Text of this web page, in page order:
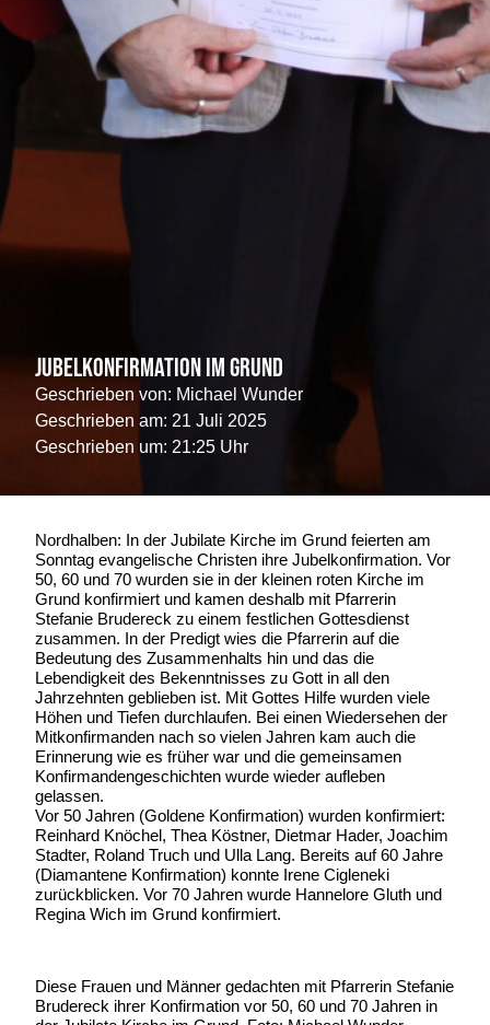
Jubelkonfirmation im Grund
Geschrieben von: Michael Wunder
Geschrieben am: 21 Juli 2025
Geschrieben um: 21:25 Uhr
Nordhalben: In der Jubilate Kirche im Grund feierten am
Sonntag evangelische Christen ihre Jubelkonfirmation. Vor
50, 60 und 70 wurden sie in der kleinen roten Kirche im
Grund konfirmiert und kamen deshalb mit Pfarrerin
Stefanie Brudereck zu einem festlichen Gottesdienst
zusammen. In der Predigt wies die Pfarrerin auf die
Bedeutung des Zusammenhalts hin und das die
Lebendigkeit des Bekenntnisses zu Gott in all den
Jahrzehnten geblieben ist. Mit Gottes Hilfe wurden viele
Höhen und Tiefen durchlaufen. Bei einen Wiedersehen der
Mitkonfirmanden nach so vielen Jahren kam auch die
Erinnerung wie es früher war und die gemeinsamen
Konfirmandengeschichten wurde wieder aufleben
gelassen.
Vor 50 Jahren (Goldene Konfirmation) wurden konfirmiert:
Reinhard Knöchel, Thea Köstner, Dietmar Hader, Joachim
Stadter, Roland Truch und Ulla Lang. Bereits auf 60 Jahre
(Diamantene Konfirmation) konnte Irene Cigleneki
zurückblicken. Vor 70 Jahren wurde Hannelore Gluth und
Regina Wich im Grund konfirmiert.
Diese Frauen und Männer gedachten mit Pfarrerin Stefanie
Brudereck ihrer Konfirmation vor 50, 60 und 70 Jahren in